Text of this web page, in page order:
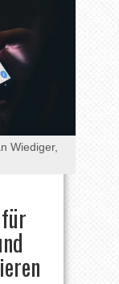
Wiediger,